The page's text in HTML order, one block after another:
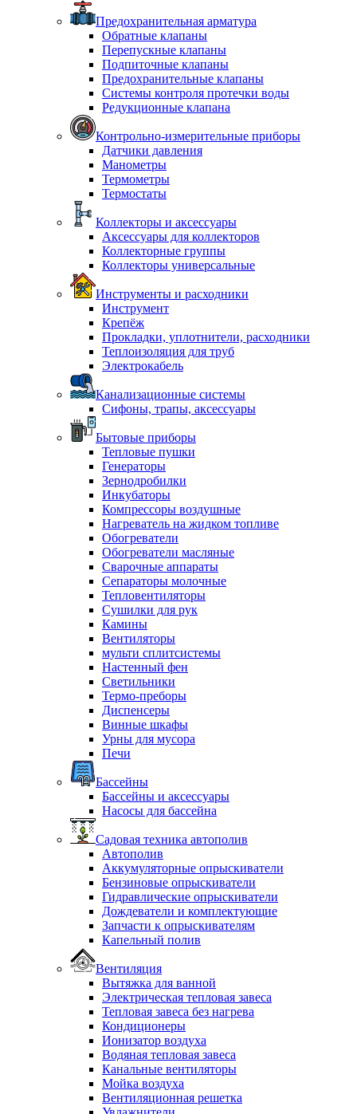
Предохранительная арматура
Обратные клапаны
Перепускные клапаны
Подпиточные клапаны
Предохранительные клапаны
Системы контроля протечки воды
Редукционные клапана
Контрольно-измерительные приборы
Датчики давления
Манометры
Термометры
Термостаты
Коллекторы и аксессуары
Аксессуары для коллекторов
Коллекторные группы
Коллекторы универсальные
Инструменты и расходники
Инструмент
Крепёж
Прокладки, уплотнители, расходники
Теплоизоляция для труб
Электрокабель
Канализационные системы
Сифоны, трапы, аксессуары
Бытовые приборы
Тепловые пушки
Генераторы
Зернодробилки
Инкубаторы
Компрессоры воздушные
Нагреватель на жидком топливе
Обогреватели
Обогреватели масляные
Сварочные аппараты
Сепараторы молочные
Тепловентиляторы
Сушилки для рук
Камины
Вентиляторы
мульти сплитсистемы
Настенный фен
Светильники
Термо-преборы
Диспенсеры
Винные шкафы
Урны для мусора
Печи
Бассейны
Бассейны и аксессуары
Насосы для бассейна
Садовая техника автополив
Автополив
Аккумуляторные опрыскиватели
Бензиновые опрыскиватели
Гидравлические опрыскиватели
Дождеватели и комплектующие
Запчасти к опрыскивателям
Капельный полив
Вентиляция
Вытяжка для ванной
Электрическая тепловая завеса
Тепловая завеса без нагрева
Кондиционеры
Ионизатор воздуха
Водяная тепловая завеса
Канальные вентиляторы
Мойка воздуха
Вентиляционная решетка